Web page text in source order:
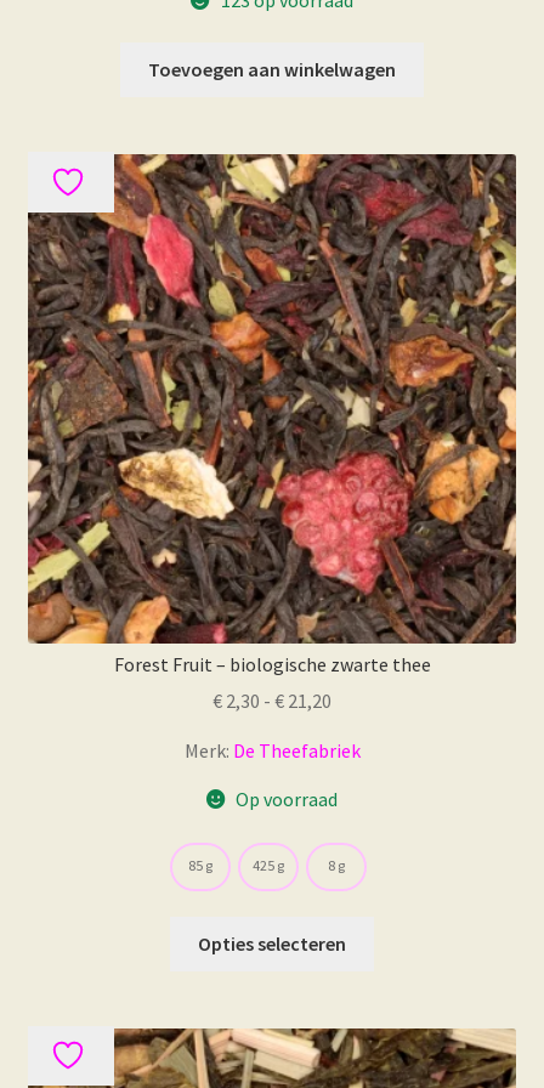
Toevoegen aan winkelwagen
Forest Fruit – biologische zwarte thee
€ 2,30 - € 21,20
tot
€ 21,20
Merk: De Theefabriek
Op voorraad
85 g 425 g 8 g
Opties selecteren
variaties.
Deze